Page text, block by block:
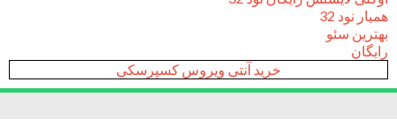
همیار نود 32
بهترین سئو
رایگان
خرید آنتی ویروس کسپرسکی